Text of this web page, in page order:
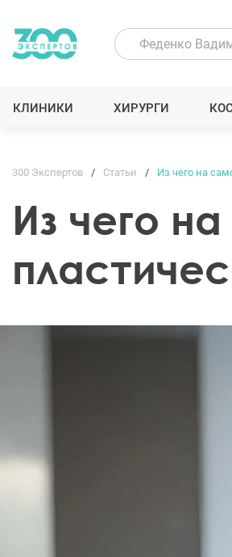
КЛИНИКИ ХИРУРГИ
300 Экспертов Статьи Из чего на
Из чего